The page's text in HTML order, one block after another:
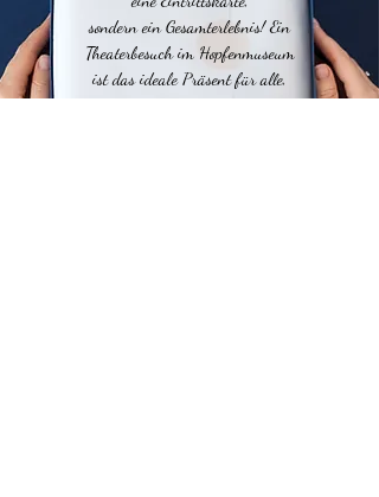
sondern ein Gesamterlebnis!Ein
Theaterbesuch im Hopfenmuseum
ist das ideale Präsent für alle,
die bayerische Kultur und